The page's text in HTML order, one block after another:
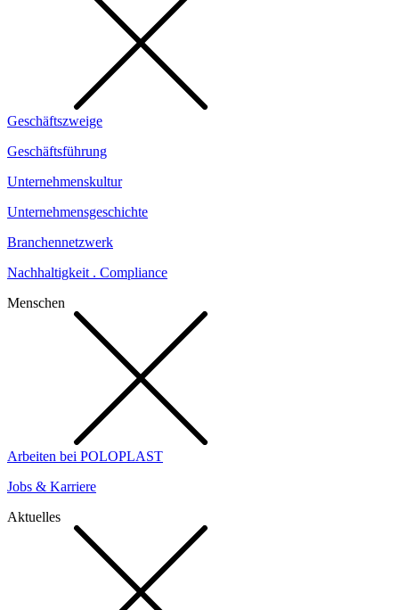
Geschäftszweige
Geschäftsführung
Unternehmenskultur
Unternehmensgeschichte
Branchennetzwerk
Nachhaltigkeit . Compliance
Menschen
Arbeiten bei POLOPLAST
Jobs & Karriere
Aktuelles